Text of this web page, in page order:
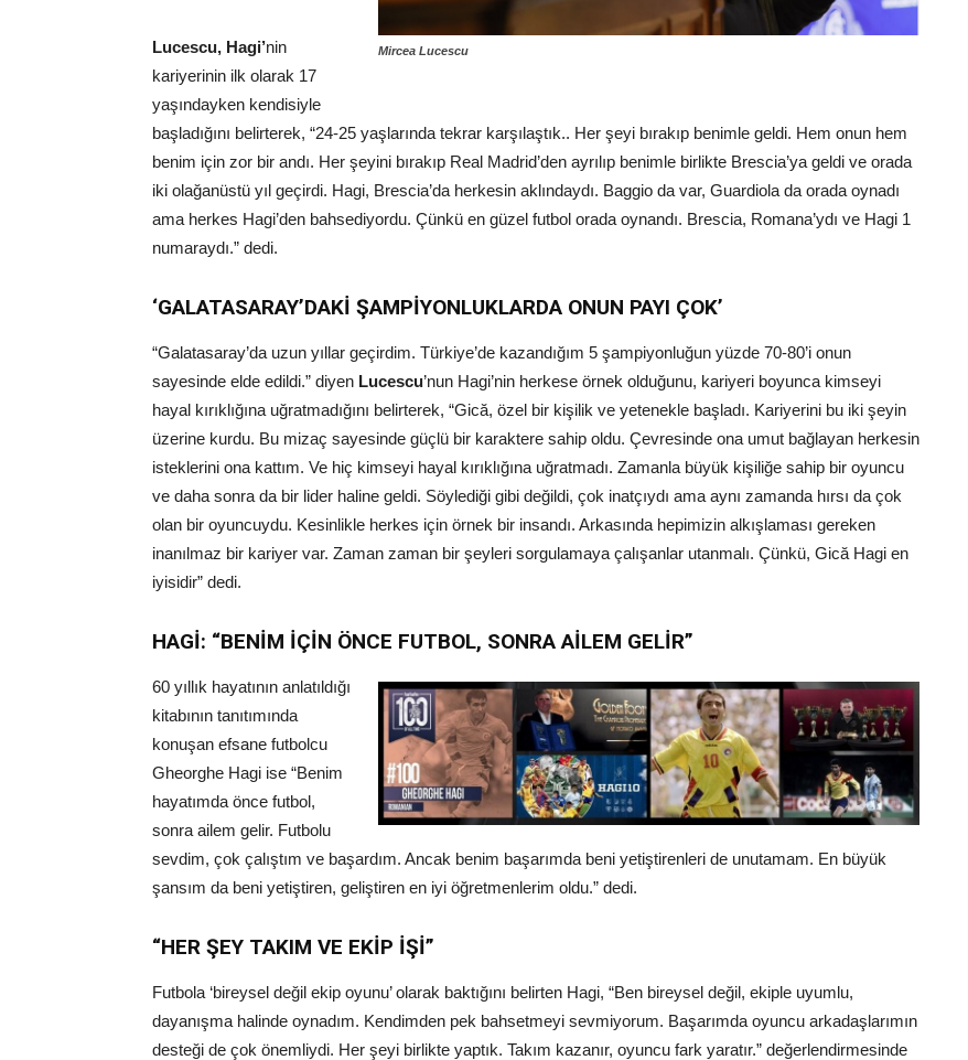
Mircea Lucescu
Lucescu, Hagi’nin
kariyerinin ilk olarak 17
yaşındayken kendisiyle
başladığını belirterek, “24-25 yaşlarında tekrar karşılaştık.. Her şeyi bırakıp benimle geldi. Hem onun hem
benim için zor bir andı. Her şeyini bırakıp Real Madrid’den ayrılıp benimle birlikte Brescia’ya geldi ve orada
iki olağanüstü yıl geçirdi. Hagi, Brescia’da herkesin aklındaydı. Baggio da var, Guardiola da orada oynadı
ama herkes Hagi’den bahsediyordu. Çünkü en güzel futbol orada oynandı. Brescia, Romana’ydı ve Hagi 1
numaraydı.” dedi.
‘GALATASARAY’DAKİ ŞAMPİYONLUKLARDA ONUN PAYI ÇOK’
“Galatasaray’da uzun yıllar geçirdim. Türkiye’de kazandığım 5 şampiyonluğun yüzde 70-80’i onun
sayesinde elde edildi.” diyen Lucescu’nun Hagi’nin herkese örnek olduğunu, kariyeri boyunca kimseyi
hayal kırıklığına uğratmadığını belirterek, “Gică, özel bir kişilik ve yetenekle başladı. Kariyerini bu iki şeyin
üzerine kurdu. Bu mizaç sayesinde güçlü bir karaktere sahip oldu. Çevresinde ona umut bağlayan herkesin
isteklerini ona kattım. Ve hiç kimseyi hayal kırıklığına uğratmadı. Zamanla büyük kişiliğe sahip bir oyuncu
ve daha sonra da bir lider haline geldi. Söylediği gibi değildi, çok inatçıydı ama aynı zamanda hırsı da çok
olan bir oyuncuydu. Kesinlikle herkes için örnek bir insandı. Arkasında hepimizin alkışlaması gereken
inanılmaz bir kariyer var. Zaman zaman bir şeyleri sorgulamaya çalışanlar utanmalı. Çünkü, Gică Hagi en
iyisidir” dedi.
HAGİ: “BENİM İÇİN ÖNCE FUTBOL, SONRA AİLEM GELİR”
60 yıllık hayatının anlatıldığı
kitabının tanıtımında
konuşan efsane futbolcu
Gheorghe Hagi ise “Benim
hayatımda önce futbol,
sonra ailem gelir. Futbolu
sevdim, çok çalıştım ve başardım. Ancak benim başarımda beni yetiştirenleri de unutamam. En büyük
şansım da beni yetiştiren, geliştiren en iyi öğretmenlerim oldu.” dedi.
“HER ŞEY TAKIM VE EKİP İŞİ”
Futbola ‘bireysel değil ekip oyunu’ olarak baktığını belirten Hagi, “Ben bireysel değil, ekiple uyumlu,
dayanışma halinde oynadım. Kendimden pek bahsetmeyi sevmiyorum. Başarımda oyuncu arkadaşlarımın
desteği de çok önemliydi. Her şeyi birlikte yaptık. Takım kazanır, oyuncu fark yaratır.” değerlendirmesinde